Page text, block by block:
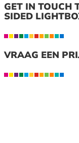
GET IN TOUCH
SIDED
VRAAG EEN